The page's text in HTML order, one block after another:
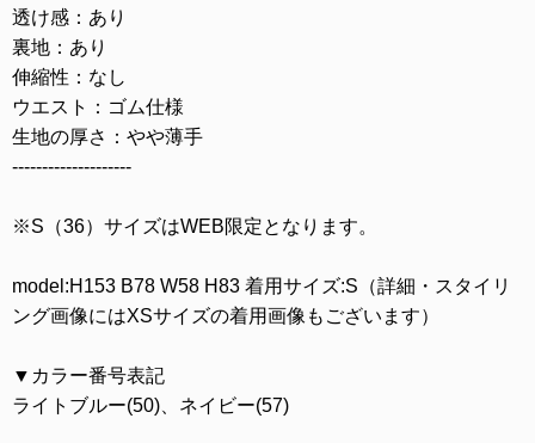
透け感：あり
裏地：あり
伸縮性：なし
ウエスト：ゴム仕様
生地の厚さ：やや薄手
--------------------
※S（36）サイズはWEB限定となります。
model:H153 B78 W58 H83 着用サイズ:S（詳細・スタイリ
ング画像にはXSサイズの着用画像もございます）
▼カラー番号表記
ライトブルー(50)、ネイビー(57)